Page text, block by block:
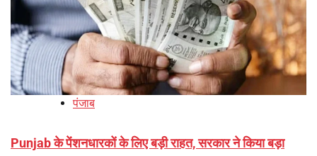
पंजाब
Punjab के पेंशनधारकों के लिए बड़ी राहत, सरकार ने किया बड़ा